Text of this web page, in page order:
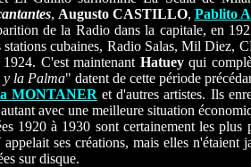
, Augusto CASTILLO, Pablito
de la Radio dans la capitale, en
stations cubaines, Radio Salas, Mil Diez,
1924. C'est maintenant Hatueyqui
y la Palma" datent de cette période
MONTANER et d'autres artistes. Ils
avec une meilleure situation
1920 à 1930 sont certainement les
appelait ses créations, mais elles n'étaient
sur disque.